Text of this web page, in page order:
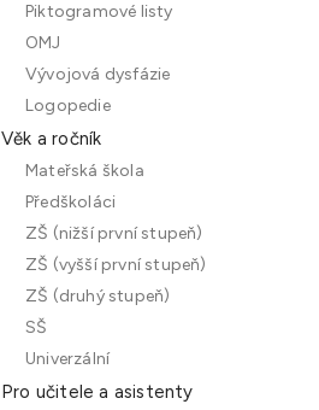
Piktogramové listy
OMJ
Vývojová dysfázie
Logopedie
Věk a ročník
Mateřská škola
Předškoláci
ZŠ (nižší první stupeň)
ZŠ (vyšší první stupeň)
ZŠ (druhý stupeň)
SŠ
Univerzální
Pro učitele a asistenty